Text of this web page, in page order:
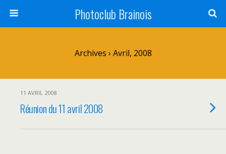
Photoclub Brainois
Archives › Avril, 2008
11 AVRIL 2008
Réunion du 11 avril 2008